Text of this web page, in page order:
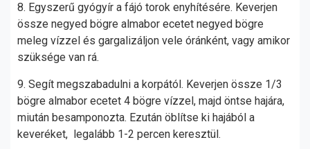
8. Egyszerű gyógyír a fájó torok enyhítésére. Keverjen
össze negyed bögre almabor ecetet negyed bögre
meleg vízzel és gargalizáljon vele óránként, vagy amikor
szüksége van rá.
9. Segít megszabadulni a korpától. Keverjen össze 1/3
bögre almabor ecetet 4 bögre vízzel, majd öntse hajára,
miután besamponozta. Ezután öblítse ki hajából a
keveréket, legalább 1-2 percen keresztül.